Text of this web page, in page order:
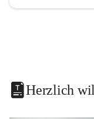
Herzlich